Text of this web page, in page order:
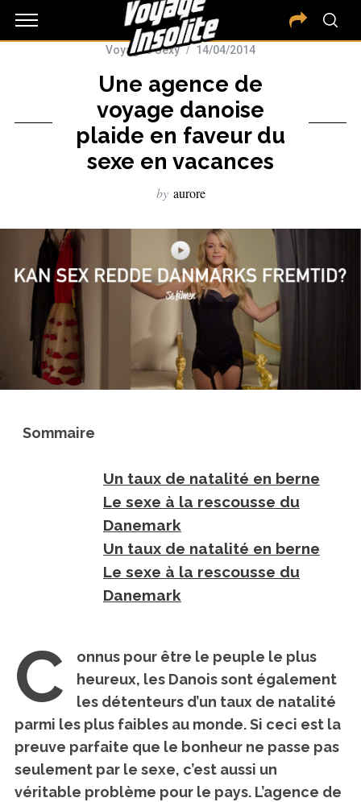
Voyages Sexy 14/04/2014
Une agence de
voyage danoise
plaide en faveur du
sexe en vacances
by aurore
Sommaire
Un taux de natalité en berne
Le sexe à la rescousse du
Danemark
Un taux de natalité en berne
Le sexe à la rescousse du
Danemark
C
onnus pour être le peuple le plus
heureux, les Danois sont également
les détenteurs d’un taux de natalité
parmi les plus faibles au monde.Si ceci est la
preuve parfaite que le bonheur ne passe pas
seulement par le sexe, c’est aussi un
véritable problème pour le pays. L’agence de